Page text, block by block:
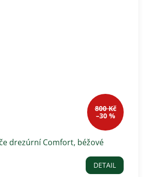
800 Kč
–30 %
drezúrní Comfort, béžové
DETAIL